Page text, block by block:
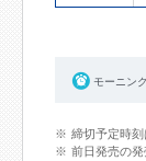
モーニン
締切予定時刻
前日発売の発